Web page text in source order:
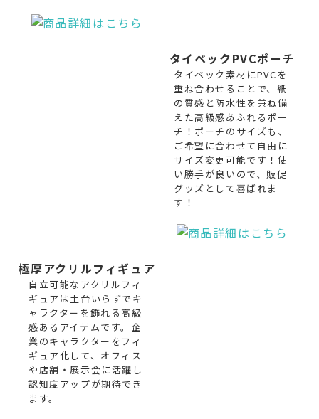
タイベックPVCポーチ
タイベック素材にPVCを
重ね合わせることで、紙
の質感と防水性を兼ね備
えた高級感あふれるポー
チ！ポーチのサイズも、
ご希望に合わせて自由に
サイズ変更可能です！使
い勝手が良いので、販促
グッズとして喜ばれま
す！
極厚アクリルフィギュア
自立可能なアクリルフィ
ギュアは土台いらずでキ
ャラクターを飾れる高級
感あるアイテムです。企
業のキャラクターをフィ
ギュア化して、オフィス
や店舗・展示会に活躍し
認知度アップが期待でき
ます。